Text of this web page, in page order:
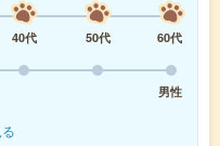
40代 50代
60代
男性